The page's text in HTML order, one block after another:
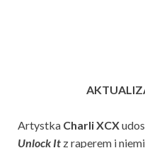
Artystka Charli XCX
Unlock It z raperem i